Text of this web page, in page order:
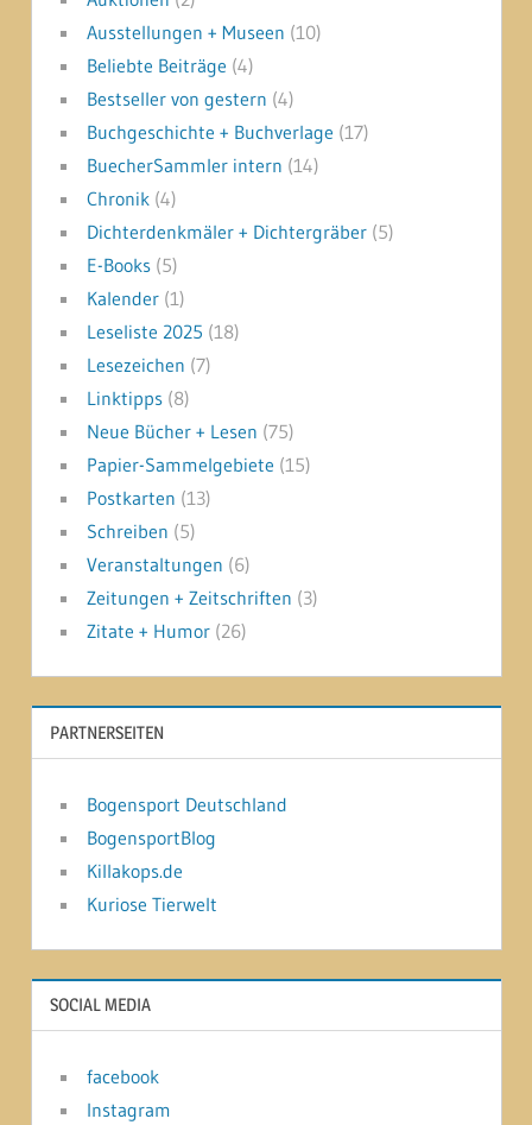
Ausstellungen + Museen (10)
Beliebte Beiträge (4)
Bestseller von gestern (4)
Buchgeschichte + Buchverlage (17)
BuecherSammler intern (14)
Chronik(4)
Dichterdenkmäler + Dichtergräber(5)
E-Books(5)
Kalender(1)
Leseliste 2025 (18)
Lesezeichen (7)
Linktipps(8)
Neue Bücher + Lesen (75)
Papier-Sammelgebiete (15)
Postkarten (13)
Schreiben (5)
Veranstaltungen (6)
Zeitungen + Zeitschriften (3)
Zitate + Humor(26)
PARTNERSEITEN
Bogensport Deutschland
BogensportBlog
Killakops.de
Kuriose Tierwelt
SOCIAL MEDIA
facebook
Instagram